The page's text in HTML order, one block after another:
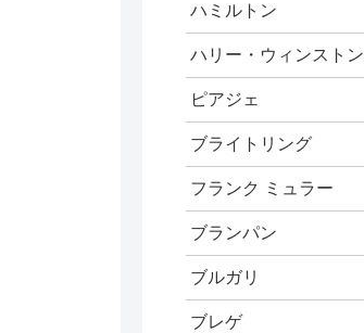
ハミルトン
ハリー・ウィンストン
ピアジェ
ブライトリング
フランク ミュラー
ブランパン
ブルガリ
ブレゲ